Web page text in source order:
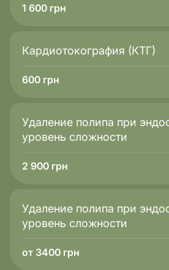
1 600 грн
Кардиотокография (КТГ)
600 грн
Удаление полипа при
уровень сложности
2 900 грн
Удаление полипа при
уровень сложности
от 3400 грн